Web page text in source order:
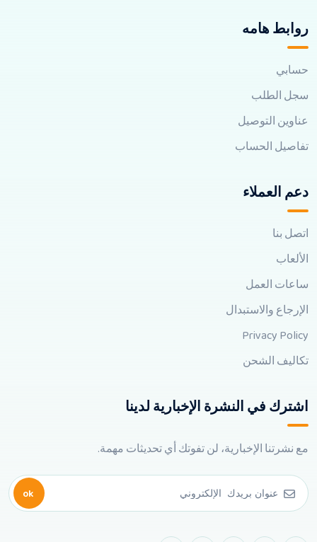
روابط هامه
حسابي
سجل الطلب
عناوين التوصيل
تفاصيل الحساب
دعم العملاء
اتصل بنا
الألعاب
ساعات العمل
الإرجاع والاستبدال
Privacy Policy
تكاليف الشحن
اشترك في النشرة الإخبارية لدينا
مع نشرتنا الإخبارية، لن تفوتك أي تحديثات مهمة.
ok